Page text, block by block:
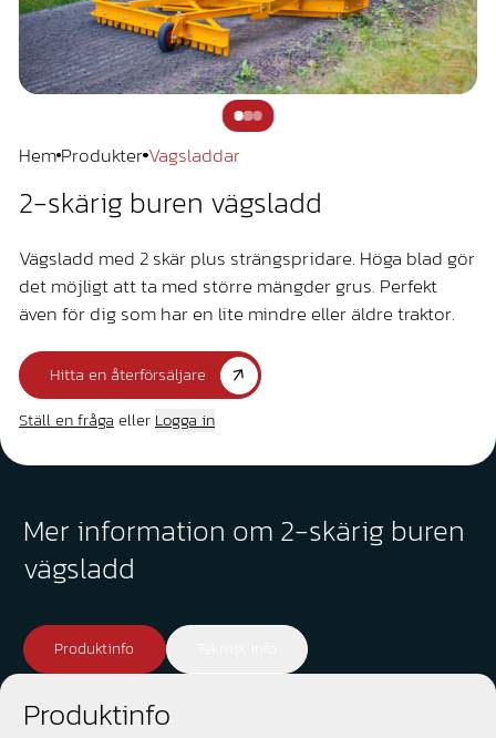
HemProdukterVagsladdar
2-skärig buren vägsladd
Vägsladd med 2 skär plus strängspridare. Höga blad gör
det möjligt att ta med större mängder grus. Perfekt
även för dig som har en lite mindre eller äldre traktor.
Hitta en återförsäljare
Ställ en fråga eller Logga in
Mer information om 2-skärig buren
vägsladd
Produktinfo
Produktinfo